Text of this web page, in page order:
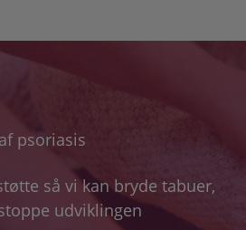
psoriasis
så vi kan bryde tabuer,
udviklingen